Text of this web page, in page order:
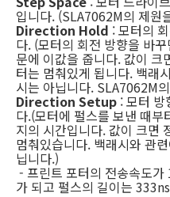
입니다. (SLA7062M의 제원
Direction Hold : 모터의
다. (모터의 회전 방향을 바
문에 이값을 줍니다. 값이 크
터는 멈춰있게 됩니다. 백래
시는 아닙니다. SLA7062M
Direction Setup : 모터 방
다.(모터에 펄스를 보낸 때
지의 시간입니다. 값이 크면
멈춰있습니다. 백래시와 관
닙니다.)
- 프린트 포터의 전송속도
가 되고 펄스의 길이는